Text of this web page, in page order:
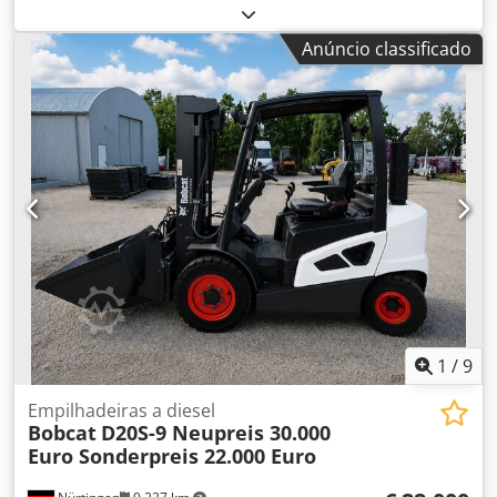
kg Dimensões (C x L x A): 337 x 172 x 197 cm Sistema de
troca rápida: Sim Peso próprio: 2680 kg Dimensões de
transporte: 3378 x 1727 x 1972 mm Marca e modelo do
motor: Kubota V2403 Potência: 36,5 kW / 48,9 CV Cilindros:
4 Dimensão dos pneus: Pneus dianteiros e traseiros:
30×10-16 Largura da pá: 1730 mm Equipamento: Troca
rápida mecânica Função adicional: Sem certificação ou
registo CE Sem documentação
Anúncio classificado
1 /9
Empilhadeiras a diesel
Bobcat D20S-9 Neupreis 30.000
Euro Sonderpreis 22.000 Euro